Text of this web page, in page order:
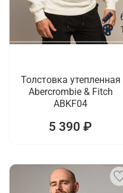
1
Толстовка утепленная
Abercrombie & Fitch
ABKF04
5 390 ₽